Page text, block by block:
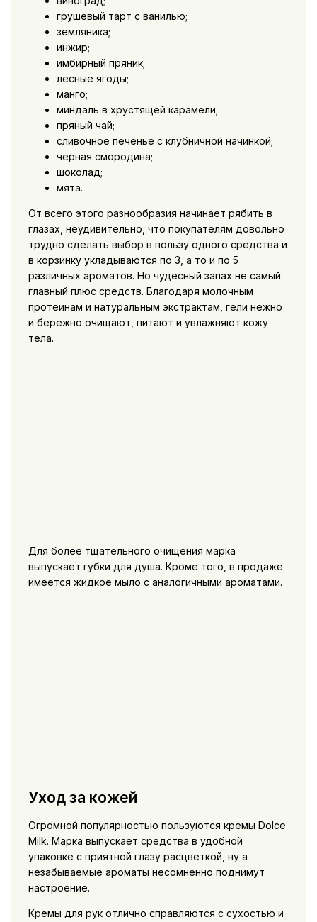
грушевый тарт с ванилью;
земляника;
инжир;
имбирный пряник;
лесные ягоды;
манго;
миндаль в хрустящей карамели;
пряный чай;
сливочное печенье с клубничной начинкой;
черная смородина;
шоколад;
мята.
От всего этого разнообразия начинает рябить в
глазах, неудивительно, что покупателям довольно
трудно сделать выбор в пользу одного средства и
в корзинку укладываются по 3, а то и по 5
различных ароматов. Но чудесный запах не самый
главный плюс средств. Благодаря молочным
протеинам и натуральным экстрактам, гели нежно
и бережно очищают, питают и увлажняют кожу
тела.
Для более тщательного очищения марка
выпускает губки для душа. Кроме того, в продаже
имеется жидкое мыло с аналогичными ароматами.
Уход за кожей
Огромной популярностью пользуются кремы Dolce
Milk. Марка выпускает средства в удобной
упаковке с приятной глазу расцветкой, ну а
незабываемые ароматы несомненно поднимут
настроение.
Кремы для рук отлично справляются с сухостью и